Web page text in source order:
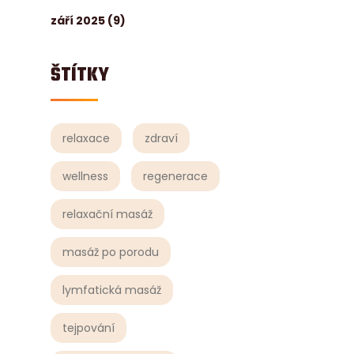
září 2025 (9)
ŠTÍTKY
relaxace zdraví
wellness regenerace
relaxační masáž
masáž po porodu
lymfatická masáž
tejpování